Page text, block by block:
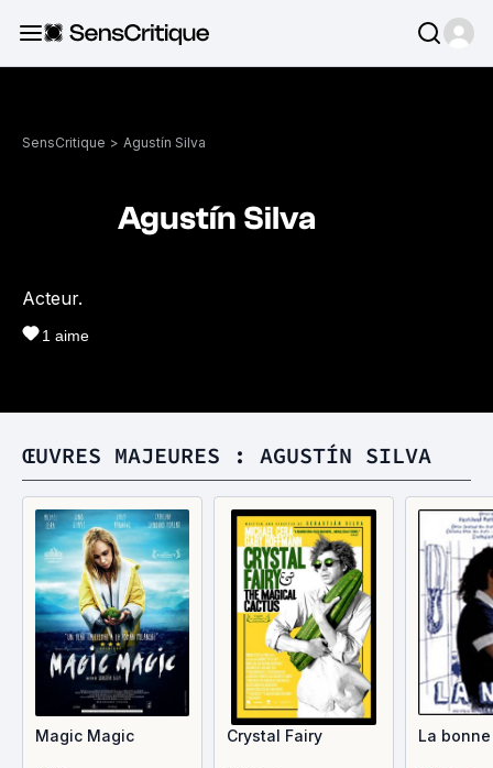
SensCritique > Agustín Silva
Agustín Silva
Acteur.
1 aime
ŒUVRES MAJEURES : AGUSTÍN SILVA
Magic Magic Crystal Fairy La bonne